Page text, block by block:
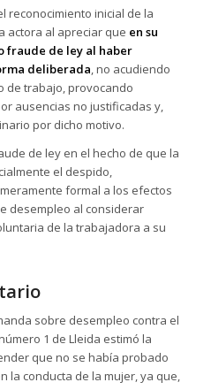
reconocimiento inicial de la
actora al apreciar que en su
fraude de ley al haber
deliberada, no acudiendo
de trabajo, provocando
ausencias no justificadas y,
por dicho motivo.
de ley en el hecho de que la
el despido,
formal a los efectos
desempleo al considerar
de la trabajadora a su
sobre desempleo contra el
1 de Lleida estimó la
que no se había probado
la conducta de la mujer, ya que,